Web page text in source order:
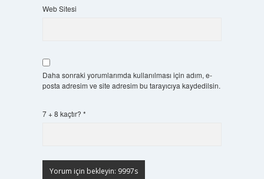
Web Sitesi
Daha sonraki yorumlarımda kullanılması için adım, e-
posta adresim ve site adresim bu tarayıcıya kaydedilsin.
7 + 8 kaçtır? *